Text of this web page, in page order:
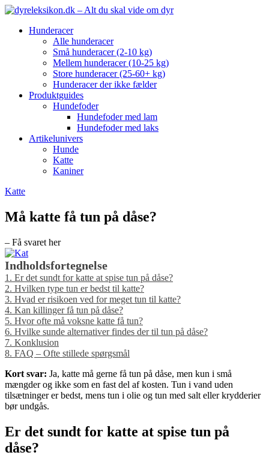
Hunderacer
Alle hunderacer
Små hunderacer (2-10 kg)
Mellem hunderacer (10-25 kg)
Store hunderacer (25-60+ kg)
Hunderacer der ikke fælder
Produktguides
Hundefoder
Hundefoder med lam
Hundefoder med laks
Artikelunivers
Hunde
Katte
Kaniner
Katte
Må katte få tun på dåse?
– Få svaret her
Indholdsfortegnelse
1. Er det sundt for katte at spise tun på dåse?
2. Hvilken type tun er bedst til katte?
3. Hvad er risikoen ved for meget tun til katte?
4. Kan killinger få tun på dåse?
5. Hvor ofte må voksne katte få tun?
6. Hvilke sunde alternativer findes der til tun på dåse?
7. Konklusion
8. FAQ – Ofte stillede spørgsmål
Kort svar: Ja, katte må gerne få tun på dåse, men kun i små
mængder og ikke som en fast del af kosten. Tun i vand uden
tilsætninger er bedst, mens tun i olie og tun med salt eller krydderier
bør undgås.
Er det sundt for katte at spise tun på
dåse?